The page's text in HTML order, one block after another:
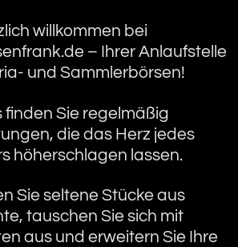
willkommen bei
– Ihrer Anlaufstelle
und Sammlerbörsen!
finden Sie regelmäßig
die das Herz jedes
höherschlagen lassen.
Sie seltene Stücke aus
tauschen Sie sich mit
aus und erweitern Sie Ihre